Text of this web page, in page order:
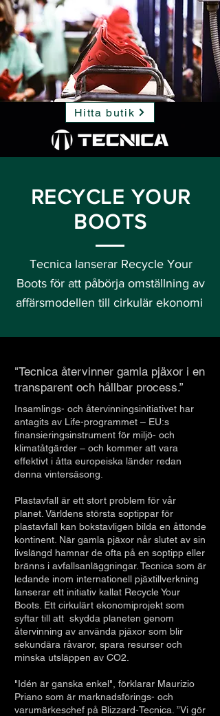
Hitta butik
RECYCLE YOUR
BOOTS
Tecnica lanserar Recycle Your
Boots för att påbörja omställning av
affärsmodellen till cirkulär ekonomi
"Tecnica återvinner gamla pjäxor i en
transparent och hållbar process.”
Insamlings- och återvinningsinitiativet har
antagits av Life-programmet – EU:s
finansieringsinstrument för miljö- och
klimatåtgärder – och kommer att vara
effektivt i åtta europeiska länder redan
denna vintersäsong.
Plastavfall är ett stort problem för vår
planet. Världens största soptippar för
plastavfall kan bokstavligen bilda en åttonde
kontinent. När gamla pjäxor når slutet av sin
livslängd hamnar de ofta på en soptipp eller
bränns i avfallsanläggningar. Tecnica som är
ledande inom internationell pjäxtillverkning
lanserar ett initiativ kallat Recycle Your
Boots. Ett cirkulärt ekonomiprojekt som
syftar till att skydda planeten genom
återvinning av använda pjäxor som blir
sekundära råvaror, spara resurser och
minska utsläppen av CO2.
"Idén är ganska enkel", förklarar Maurizio
Priano som är marknadsförings- och
varumärkeschef på Blizzard-Tecnica. ”Vi gör